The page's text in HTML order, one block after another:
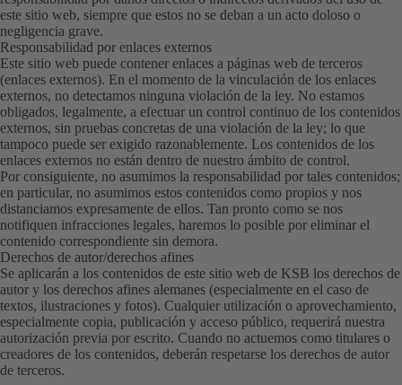
este sitio web, siempre que estos no se deban a un acto doloso o
negligencia grave.
Responsabilidad por enlaces externos
Este sitio web puede contener enlaces a páginas web de terceros
(enlaces externos). En el momento de la vinculación de los enlaces
externos, no detectamos ninguna violación de la ley. No estamos
obligados, legalmente, a efectuar un control continuo de los contenidos
externos, sin pruebas concretas de una violación de la ley; lo que
tampoco puede ser exigido razonablemente. Los contenidos de los
enlaces externos no están dentro de nuestro ámbito de control.
Por consiguiente, no asumimos la responsabilidad por tales contenidos;
en particular, no asumimos estos contenidos como propios y nos
distanciamos expresamente de ellos. Tan pronto como se nos
notifiquen infracciones legales, haremos lo posible por eliminar el
contenido correspondiente sin demora.
Derechos de autor/derechos afines
Se aplicarán a los contenidos de este sitio web de KSB los derechos de
autor y los derechos afines alemanes (especialmente en el caso de
textos, ilustraciones y fotos). Cualquier utilización o aprovechamiento,
especialmente copia, publicación y acceso público, requerirá nuestra
autorización previa por escrito. Cuando no actuemos como titulares o
creadores de los contenidos, deberán respetarse los derechos de autor
de terceros.